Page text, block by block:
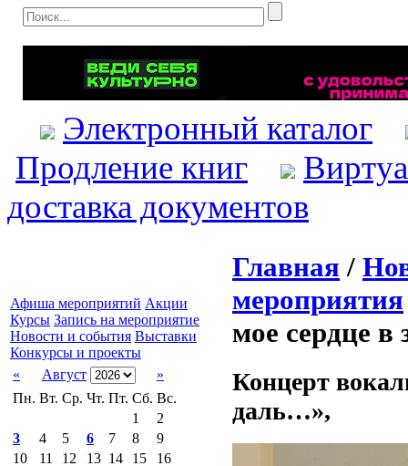
Электронный каталог
Продление книг
доставка документов
Афиша мероприятий Акции
Курсы Запись на мероприятие
Новости и события Выставки
Конкурсы и проекты
«
Август
»
Пн. Вт. Ср. Чт. Пт. Сб. Вс.
1
2
3
4 5 6 7 8
9
10
11 12 13 14 15
16
Главная /
мероприятия
мое сердце
Концерт
даль…»,